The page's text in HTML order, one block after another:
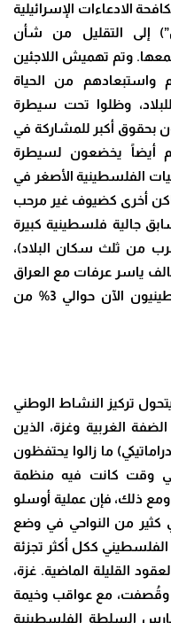
الادعاءات الإسرائيلية
إلى التقليل من شأن
وتم تهميش اللاجئين
واستبعادهم من الحياة
للبلاد، وظلوا تحت سيطرة
بحقوق أكبر للمشاركة في
أيضاً يخضعون لسيطرة
الفلسطينية الأصغر في
أخرى كضيوف غير مرحب
جالية فلسطينية كبيرة
من ثلث سكان البلاد)،
ياسر عرفات مع العراق
بعد احتلاله للكويت؛ ويشكل الفلسطينيون الآن حوالي 3% من
تركيز النشاط الوطني
الغربية وغزة، الذين
ما زالوا يحتفظون
في وقت كانت فيه منظمة
ذلك، فإن عملية أوسلو
كثير من النواحي في وضع
ككل أكثر تجزئة
القليلة الماضية. غزة،
مع عواقب وخيمة
السلطة الفلسطينية